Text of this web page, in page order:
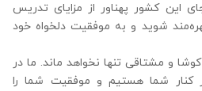
این کشور پهناور از مزایای تدریس
شوید و به موفقیت دلخواه خود
و مشتاقی تنها نخواهد ماند. ما در
کنار شما هستیم و موفقیت شما را